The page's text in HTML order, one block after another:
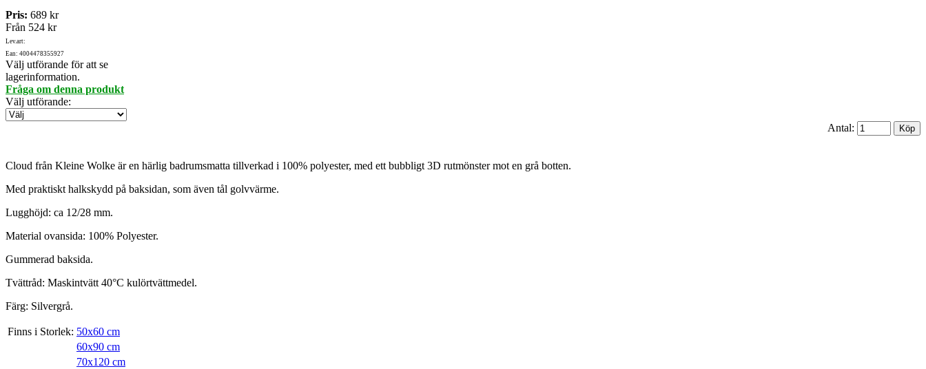
Pris: 689 kr
Från 524 kr
Lev.art:
Ean: 4004478355927
Välj utförande för att se
lagerinformation.
Fråga om denna produkt
Välj utförande:
Antal:
Cloud från Kleine Wolke är en härlig badrumsmatta tillverkad i 100% polyester, med ett bubbligt 3D rutmönster mot en grå botten.
Med praktiskt halkskydd på baksidan, som även tål golvvärme.
Lugghöjd: ca 12/28 mm.
Material ovansida: 100% Polyester.
Gummerad baksida.
Tvättråd: Maskintvätt 40°C kulörtvättmedel.
Färg: Silvergrå.
Finns i Storlek: 50x60 cm
60x90 cm
70x120 cm